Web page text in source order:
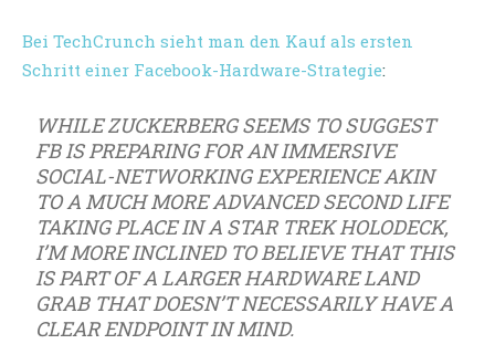
Bei TechCrunch sieht man den Kauf als ersten
Schritt einer Facebook-Hardware-Strategie:
WHILE ZUCKERBERG SEEMS TO SUGGEST
FB IS PREPARING FOR AN IMMERSIVE
SOCIAL-NETWORKING EXPERIENCE AKIN
TO A MUCH MORE ADVANCED SECOND LIFE
TAKING PLACE IN A STAR TREK HOLODECK,
I’M MORE INCLINED TO BELIEVE THAT THIS
IS PART OF A LARGER HARDWARE LAND
GRAB THAT DOESN’T NECESSARILY HAVE A
CLEAR ENDPOINT IN MIND.